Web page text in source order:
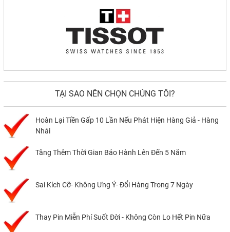
TẠI SAO NÊN CHỌN CHÚNG TÔI?
Hoàn Lại Tiền Gấp 10 Lần Nếu Phát Hiện Hàng Giả - Hàng
Nhái
Tăng Thêm Thời Gian Bảo Hành Lên Đến 5 Năm
Sai Kích Cỡ- Không Ưng Ý- Đổi Hàng Trong 7 Ngày
Thay Pin Miễn Phí Suốt Đời - Không Còn Lo Hết Pin Nữa